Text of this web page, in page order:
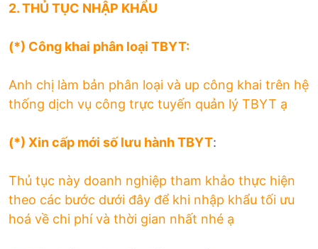
2. THỦ TỤC NHẬP KHẨU
(*) Công khai phân loại TBYT:
Anh chị làm bản phân loại và up công khai trên hệ
thống dịch vụ công trực tuyến quản lý TBYT ạ
(*) Xin cấp mới số lưu hành TBYT:
Thủ tục này doanh nghiệp tham khảo thực hiện
theo các bước dưới đây để khi nhập khẩu tối ưu
hoá về chi phí và thời gian nhất nhé ạ